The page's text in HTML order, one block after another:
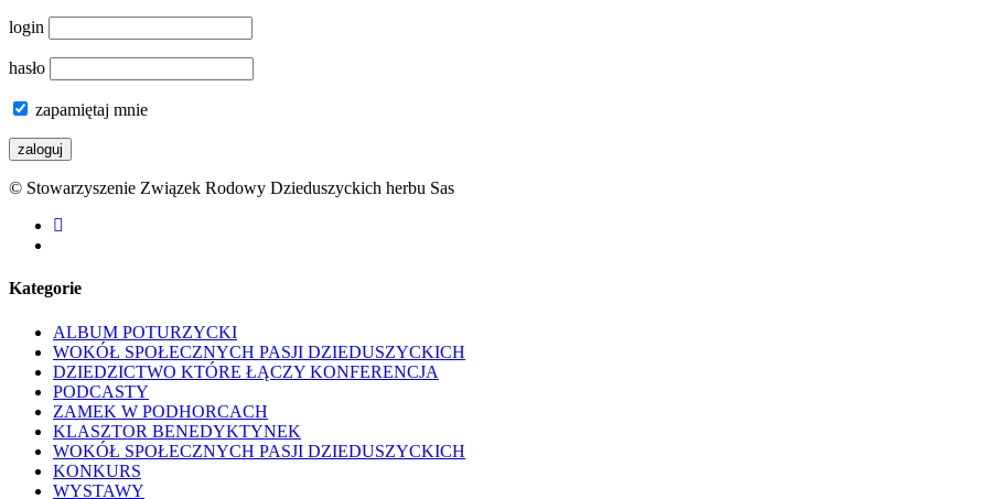
login
hasło
zapamiętaj mnie
© Stowarzyszenie Związek Rodowy Dzieduszyckich herbu Sas
facebook
Kategorie
ALBUM POTURZYCKI
WOKÓŁ SPOŁECZNYCH PASJI DZIEDUSZYCKICH
DZIEDZICTWO KTÓRE ŁĄCZY KONFERENCJA
PODCASTY
ZAMEK W PODHORCACH
KLASZTOR BENEDYKTYNEK
WOKÓŁ SPOŁECZNYCH PASJI DZIEDUSZYCKICH
KONKURS
WYSTAWY